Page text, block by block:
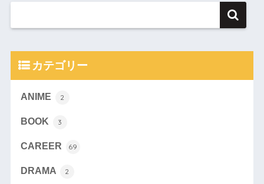
カテゴリー
ANIME 2
BOOK 3
CAREER 69
DRAMA 2